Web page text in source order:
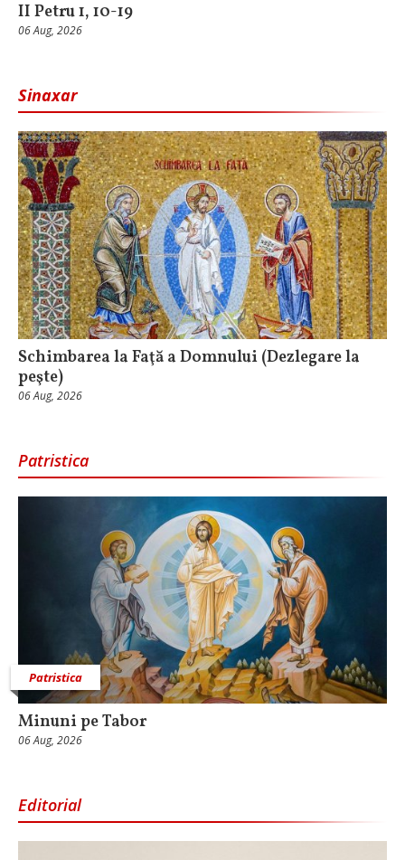
II Petru 1, 10-19
06 Aug, 2026
Sinaxar
Schimbarea la Faţă a Domnului (Dezlegare la
peşte)
06 Aug, 2026
Patristica
Patristica
Minuni pe Tabor
06 Aug, 2026
Editorial